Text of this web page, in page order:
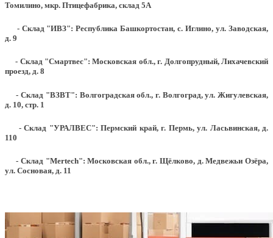
Томилино, мкр. Птицефабрика, склад 5А
- Склад "ИВЗ": Республика Башкортостан, с. Иглино, ул. Заводская,
д. 9
- Склад "Смартвес":Московская обл., г. Долгопрудный, Лихачевский
проезд, д. 8
- Склад "ВЗВТ": Волгоградская обл., г. Волгоград, ул. Жигулевская,
д. 10, стр. 1
- Склад "УРАЛВЕС": Пермский край, г. Пермь, ул. Ласьвинская, д.
110
- Склад "Mertech": Московская обл., г. Щёлково, д. Медвежьи Озёра,
ул. Сосновая, д. 11